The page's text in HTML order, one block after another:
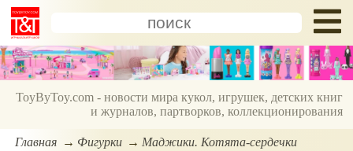
ToyByToy.com - новости мира кукол, игрушек, детских книг
и журналов, партворков, коллекционирования
Главная Фигурки
Маджики. Котята-сердечки